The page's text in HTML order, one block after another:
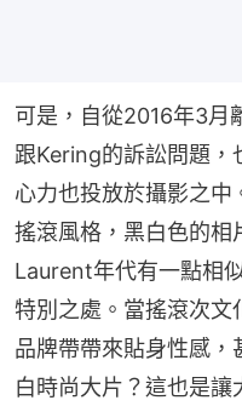
可是，自從2016年3月
跟Kering的訴訟問題，
心力也投放於攝影之中
搖滾風格，黑白色的
Laurent年代有一點相
特別之處。當搖滾次文
品牌帶帶來貼身性感，
白時尚大片？這也是讓